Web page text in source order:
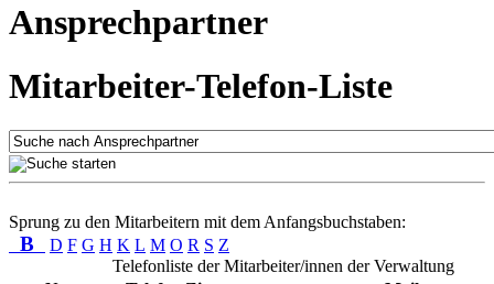
Ansprechpartner
Mitarbeiter-Telefon-Liste
Sprung zu den Mitarbeitern mit dem Anfangsbuchstaben:
B D F G H K L M O R S Z
Telefonliste der Mitarbeiter/innen der Verwaltung